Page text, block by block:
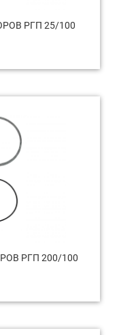
РГП 25/100
РГП 200/100